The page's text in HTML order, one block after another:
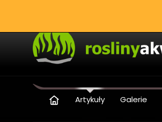
Artykuły Galerie